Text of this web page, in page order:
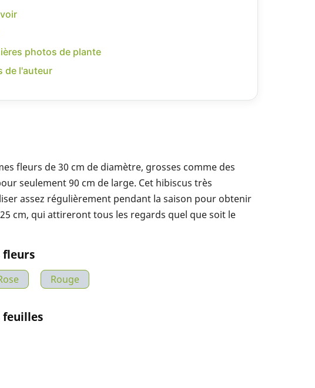
photos de plante
de l'auteur
fleurs de 30 cm de diamètre, grosses comme des
seulement 90 cm de large. Cet hibiscus très
assez régulièrement pendant la saison pour obtenir
cm, qui attireront tous les regards quel que soit le
fleurs
Rouge
feuilles